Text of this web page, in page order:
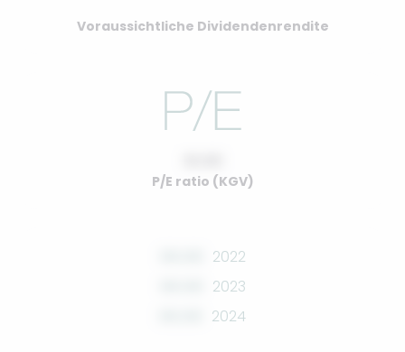
Voraussichtliche Dividendenrendite
P/E ratio (KGV)
2022
2023
2024